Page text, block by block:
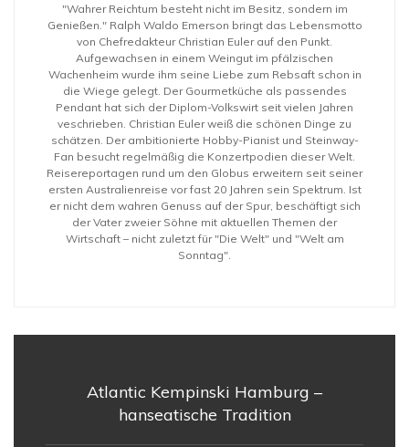
"Wahrer Reichtum besteht nicht im Besitz, sondern im
Genießen." Ralph Waldo Emerson bringt das Lebensmotto
von Chefredakteur Christian Euler auf den Punkt.
Aufgewachsen in einem Weingut im pfälzischen
Wachenheim wurde ihm seine Liebe zum Rebsaft schon in
die Wiege gelegt. Der Gourmetküche als passendes
Pendant hat sich der Diplom-Volkswirt seit vielen Jahren
veschrieben. Christian Euler weiß die schönen Dinge zu
schätzen. Der ambitionierte Hobby-Pianist und Steinway-
Fan besucht regelmäßig die Konzertpodien dieser Welt.
Reisereportagen rund um den Globus erweitern seit seiner
ersten Australienreise vor fast 20 Jahren sein Spektrum. Ist
er nicht dem wahren Genuss auf der Spur, beschäftigt sich
der Vater zweier Söhne mit aktuellen Themen der
Wirtschaft – nicht zuletzt für "Die Welt" und "Welt am
Sonntag".
Atlantic Kempinski Hamburg –
hanseatische Tradition